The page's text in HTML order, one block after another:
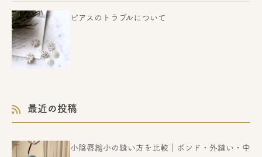
ピアスのトラブルについて
最近の投稿
小陰唇縮小の縫い方を比較｜ボンド・外縫い・中